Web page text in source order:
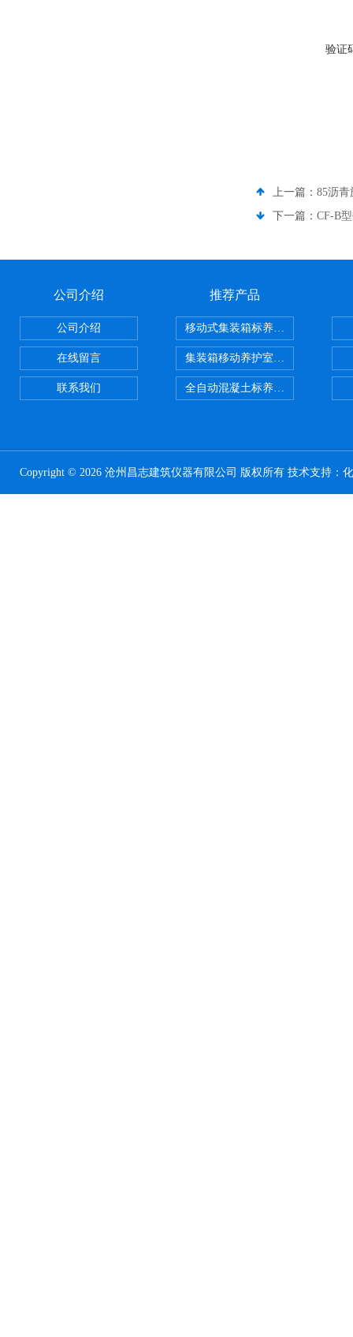
验证
上一篇： 85沥
下一篇： CF-B
公司介绍
公司介绍
在线留言
联系我们
推荐产品
移动式集装箱标养室 养护室设备
集装箱移动养护室 标养室
全自动混凝土标养室恒温恒湿设备
Copyright © 2026 沧州昌志建筑仪器有限公司 版权所有 技术支持：